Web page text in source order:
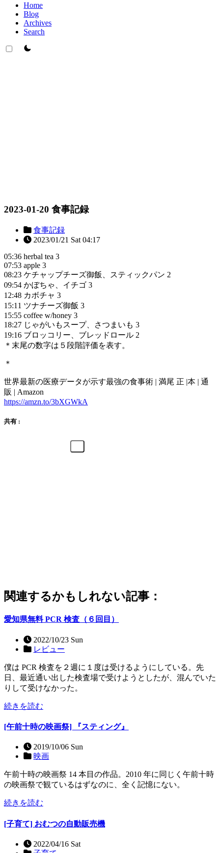
Home
Blog
Archives
Search
theme switcher
2023-01-20 食事記録
食事記録
2023/01/21 Sat 04:17
05:36 herbal tea 3
07:53 apple 3
08:23 ケチャップチーズ御飯、スティックパン 2
09:54 かぼちゃ、イチゴ 3
12:48 カボチャ 3
15:11 ツナチーズ御飯 3
15:55 coffee w/honey 3
18:27 じゃがいもスープ、さつまいも 3
19:16 ブロッコリー、ブレッドロール 2
＊末尾の数字は５段階評価を表す。
＊
世界最新の医療データが示す最強の食事術 | 満尾 正 |本 | 通
販 | Amazon
https://amzn.to/3bXGWkA
共有 :
関連するかもしれない記事：
愛知県無料 PCR 検査（６回目）
2022/10/23 Sun
レビュー
僕は PCR 検査を２週に１度は受けるようにしている。先
日、最近通い出した検査場で受けようとしたが、混んでいた
りして受けなかった。
続きを読む
[午前十時の映画祭] 『スティング』
2019/10/06 Sun
映画
午前十時の映画祭 14 本目の作品。2010 年に同じく午前十時
の映画祭で観ているはずなのに、全く記憶にない。
続きを読む
[子育て] おむつの自動販売機
2022/04/16 Sat